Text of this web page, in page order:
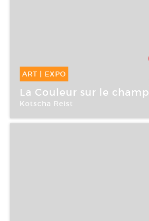
ART | EXPO
17 Mar -22 Avr 2006
La Couleur sur le champ
Kotscha Reist